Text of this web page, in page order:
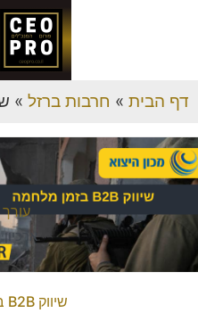
» חרבות ברזל »שיווק B2B בזמן מלחמה
עורך ראשי
ארכיון המחבר